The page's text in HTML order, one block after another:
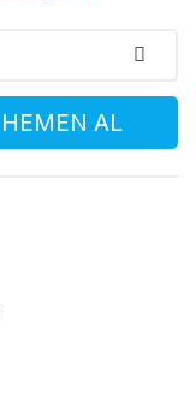
HEMEN AL